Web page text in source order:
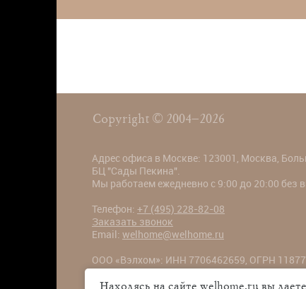
Copyright © 2004–2026
Адрес офиса в Москве: 123001, Москва,
БЦ "Сады Пекина".
Мы работаем ежедневно с 9:00 до 20:00 без
Телефон: +7 (495) 228-82-08
Заказать звонок
Email: welhome@welhome.ru
ООО «Вэлхом»: ИНН 7706462659, ОГРН